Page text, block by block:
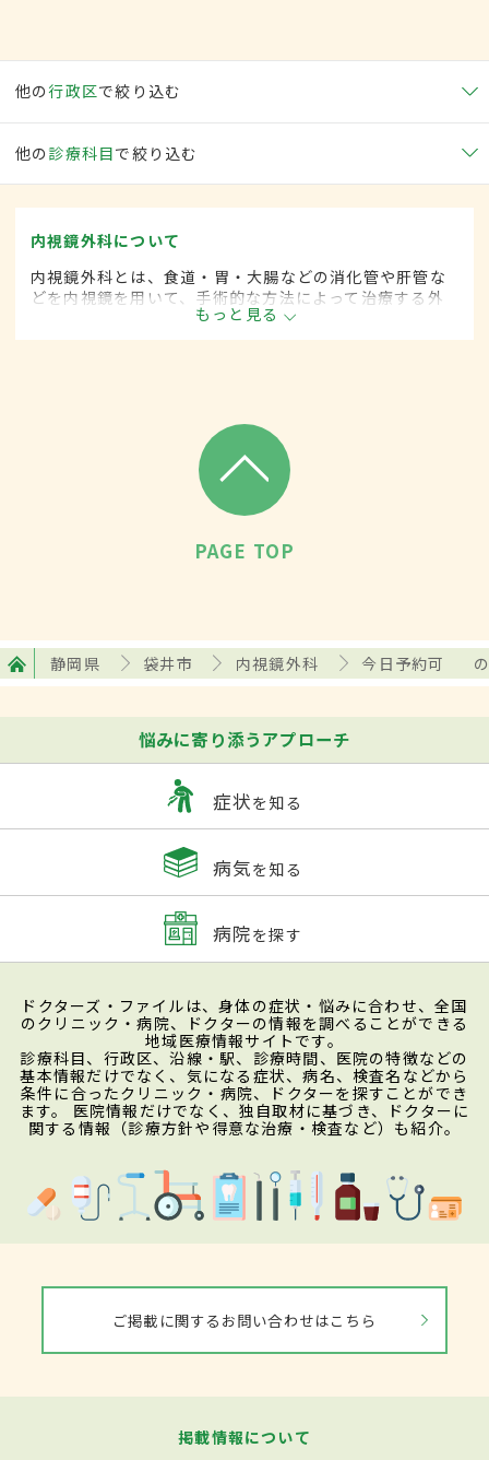
他の行政区で絞り込む
他の 診療科目で絞り込む
内視鏡外科について
内視鏡外科とは、食道・胃・大腸などの消化管や肝管な
どを内視鏡を用いて、手術的な方法によって治療する外
科の一領域です。胃がん、大腸がん、肺がん、甲状腺が
ん、肝臓がんなどさまざまな領域に広がってきていま
もっと見る
PAGE TOP
静岡県 袋井市 内視鏡外科 今日予約可
悩みに寄り添うアプローチ
症状を知る
病気を知る
病院を探す
ドクターズ・ファイルは、身体の症状・悩みに合わせ、全国
のクリニック・病院、ドクターの情報を調べることができる
地域医療情報サイトです。
診療科目、行政区、沿線・駅、診療時間、医院の特徴などの
基本情報だけでなく、気になる症状、病名、検査名などから
条件に合ったクリニック・病院、ドクターを探すことができ
ます。 医院情報だけでなく、独自取材に基づき、ドクターに
関する情報（診療方針や得意な治療・検査など）も紹介。
ご掲載に関するお問い合わせはこちら
掲載情報について